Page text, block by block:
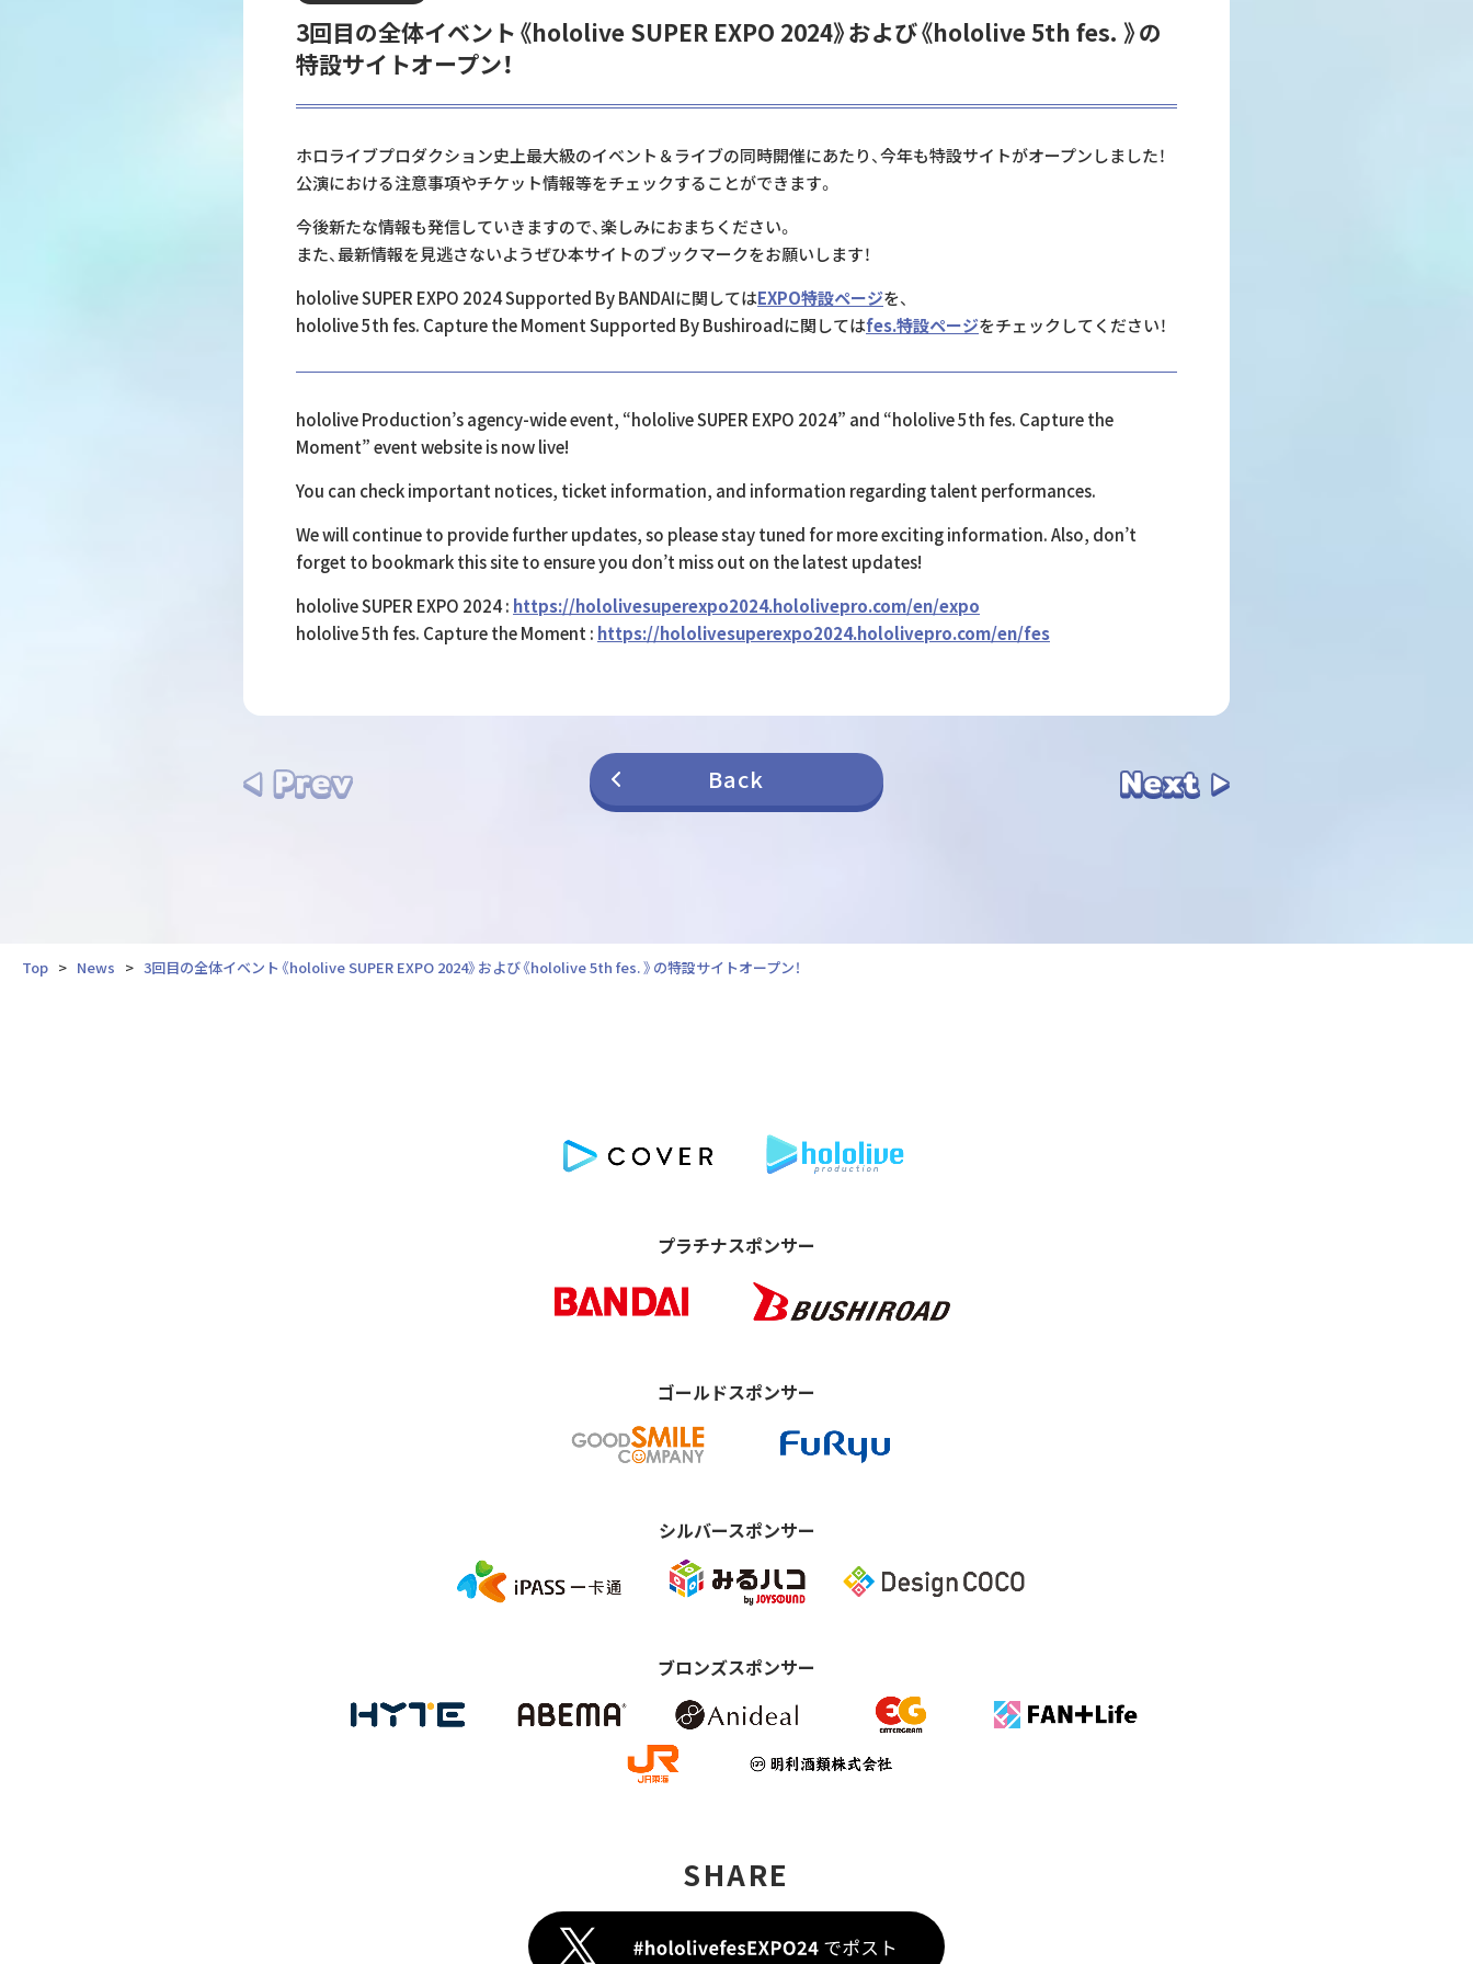
3回目の全体イベント《hololive SUPER EXPO 2024》および《hololive 5th fes. 》の
特設サイトオープン！
ホロライブプロダクション史上最大級のイベント＆ライブの同時開催にあたり、今年も特設サイトがオープンしました！
公演における注意事項やチケット情報等をチェックすることができます。
今後新たな情報も発信していきますので、楽しみにおまちください。
また、最新情報を見逃さないようぜひ本サイトのブックマークをお願いします！
hololive SUPER EXPO 2024 Supported By BANDAIに関してはEXPO特設ページを、
hololive 5th fes. Capture the Moment Supported By Bushiroadに関してはfes.特設ページをチェックしてください！
hololive Production’s agency-wide event, “hololive SUPER EXPO 2024” and “hololive 5th fes. Capture the
Moment” event website is now live!
You can check important notices, ticket information, and information regarding talent performances.
We will continue to provide further updates, so please stay tuned for more exciting information. Also, don’t
forget to bookmark this site to ensure you don’t miss out on the latest updates!
hololive SUPER EXPO 2024 : https://hololivesuperexpo2024.hololivepro.com/en/expo
hololive 5th fes. Capture the Moment : https://hololivesuperexpo2024.hololivepro.com/en/fes
Back
Top News 3回目の全体イベント《hololive SUPER EXPO 2024》および《hololive 5th fes. 》の特設サイトオープン！
プラチナスポンサー
ゴールドスポンサー
シルバースポンサー
ブロンズスポンサー
SHARE